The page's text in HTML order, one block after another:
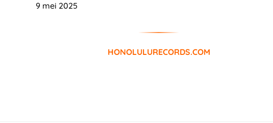
9 mei 2025
HONOLULURECORDS.COM